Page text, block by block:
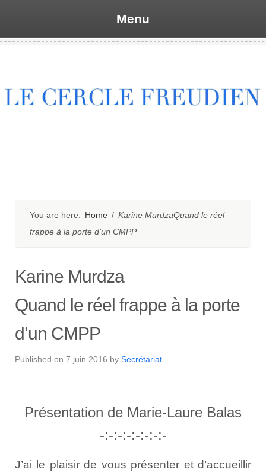
Menu
You are here: Home / Karine MurdzaQuand le réel
frappe à la porte d’un CMPP
Karine Murdza
Quand le réel frappe à la porte
d’un CMPP
Published on 7 juin 2016 by Secrétariat
Présentation de Marie-Laure Balas
-:-:-:-:-:-:-:-
J’ai le plaisir de vous présenter et d’accueillir